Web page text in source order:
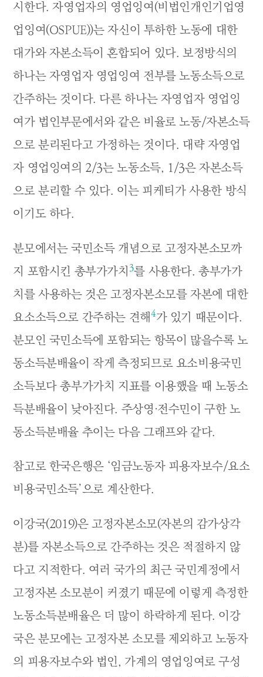
시한다. 자영업자의 영업잉여(비법인개인기업영
업잉여(OSPUE))는 자신이 투하한 노동에 대한
대가와 자본소득이 혼합되어 있다. 보정방식의
하나는 자영업자 영업잉여 전부를 노동소득으로
간주하는 것이다. 다른 하나는 자영업자 영업잉
여가 법인부문에서와 같은 비율로 노동/자본소득
으로 분리된다고 가정하는 것이다. 대략 자영업
자 영업잉여의 2/3는 노동소득, 1/3은 자본소득
으로 분리할 수 있다. 이는 피케티가 사용한 방식
이기도 하다.
분모에서는 국민소득 개념으로 고정자본소모까
지 포함시킨 총부가가치 3를 사용한다. 총부가가
치를 사용하는 것은 고정자본소모를 자본에 대한
요소소득으로 간주하는 견해4가 있기 때문이다.
분모인 국민소득에 포함되는 항목이 많을수록 노
동소득분배율이 작게 측정되므로 요소비용국민
소득보다 총부가가치 지표를 이용했을 때 노동소
득분배율이 낮아진다. 주상영·전수민이 구한 노
동소득분배율 추이는 다음 그래프와 같다.
참고로 한국은행은 ‘임금노동자 피용자보수/요소
비용국민소득’으로 계산한다.
이강국(2019)은 고정자본소모(자본의 감가상각
분)를 자본소득으로 간주하는 것은 적절하지 않
다고 지적한다. 여러 국가의 최근 국민계정에서
고정자본 소모분이 커졌기 때문에 이렇게 측정한
노동소득분배율은 더 많이 하락하게 된다. 이강
국은 분모에는 고정자본 소모를 제외하고 노동자
의 피용자보수와 법인, 가계의 영업잉여로 구성